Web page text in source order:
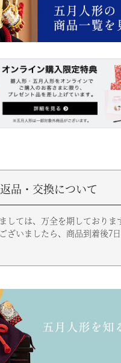
返品・交換について
しては、万全を期しておりま
ざいましたら、商品到着後7